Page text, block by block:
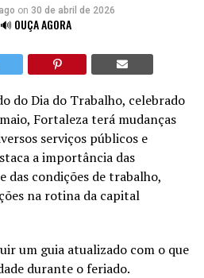
🔊 OUÇA AGORA
on 30 de abril de 2026
do Dia do Trabalho, celebrado
Fortaleza terá mudanças
serviços públicos e
a importância das
das condições de trabalho,
na rotina da capital
um guia atualizado com o que
durante o feriado.